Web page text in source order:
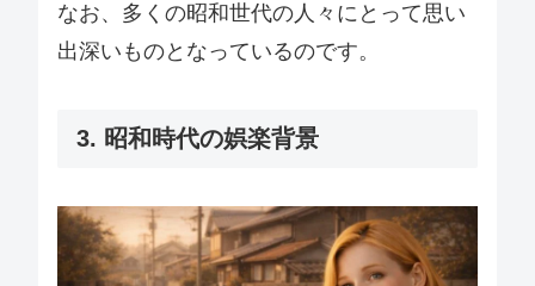
なお、多くの昭和世代の人々にとって思い
出深いものとなっているのです。
3. 昭和時代の娯楽背景